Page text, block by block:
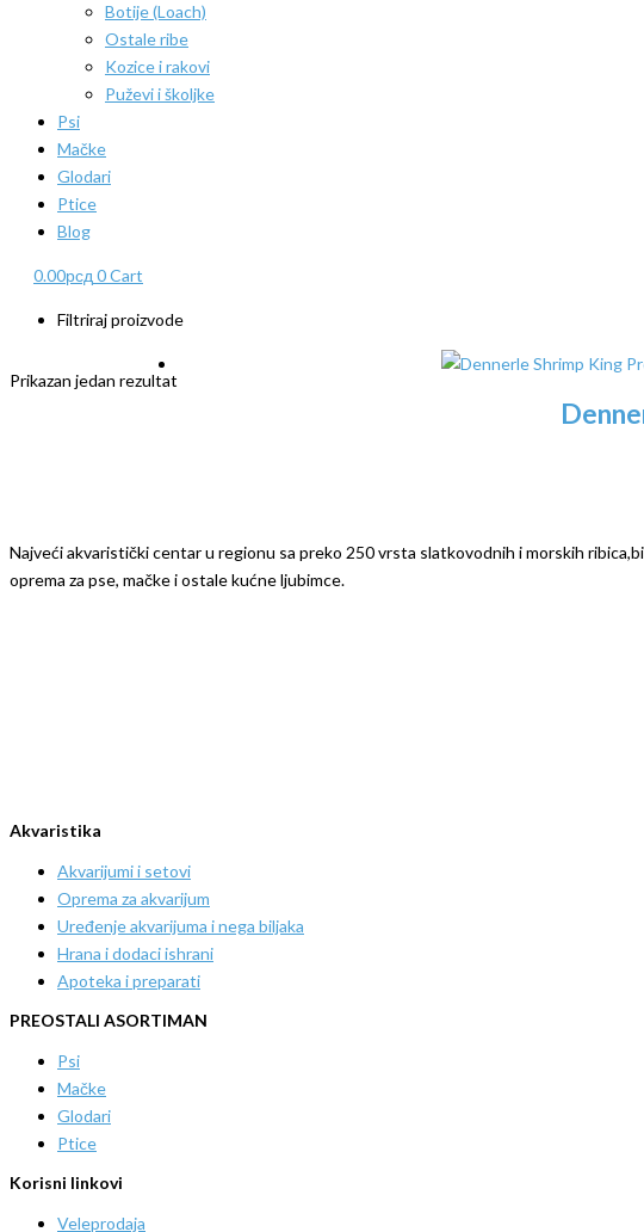
Botije (Loach)
Ostale ribe
Kozice i rakovi
Puževi i školjke
Psi
Mačke
Glodari
Ptice
Blog
0.00рсд 0Cart
Filtriraj proizvode
Prikazan jedan rezultat
Najveći akvaristički centar u regionu sa preko 250 vrsta slatkovodnih i morskih
oprema za pse, mačke i ostale kućne ljubimce.
Akvaristika
Akvarijumi i setovi
Oprema za akvarijum
Uređenje akvarijuma i nega biljaka
Hrana i dodaci ishrani
Apoteka i preparati
PREOSTALI ASORTIMAN
Psi
Mačke
Glodari
Ptice
Korisni linkovi
Veleprodaja